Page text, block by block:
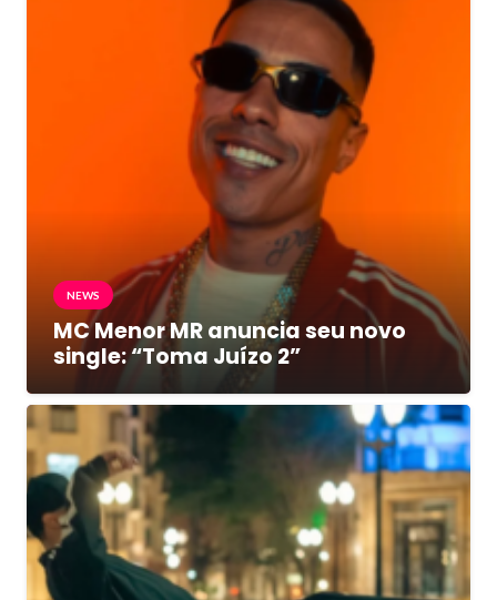
NEWS
MC Menor MR anuncia seu novo
single: “Toma Juízo 2”